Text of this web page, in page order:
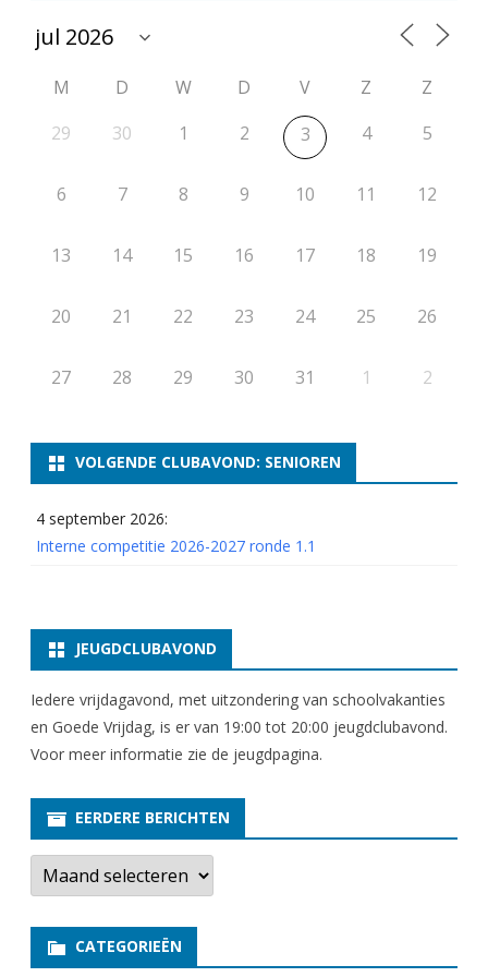
e
n
M D W D V Z
Z
29
30 1 2 3 4 5
6 7 8 9 10 11 12
13 14 15 16 17 18 19
20 21 22 23 24 25 26
27 28 29 30 31 1 2
VOLGENDE CLUBAVOND: SENIOREN
4 september 2026:
Interne competitie 2026-2027 ronde 1.1
JEUGDCLUBAVOND
Iedere vrijdagavond, met uitzondering van schoolvakanties
en Goede Vrijdag, is er van 19:00 tot 20:00 jeugdclubavond.
Voor meer informatie zie de jeugdpagina.
EERDERE BERICHTEN
E
r
e
e
CATEGORIEËN